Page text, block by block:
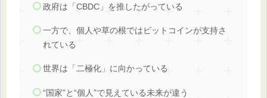
政府は「CBDC」を推したがっている
一方で、個人や草の根ではビットコインが支持さ
れている
世界は「二極化」に向かっている
“国家”と“個人”で見えている未来が違う